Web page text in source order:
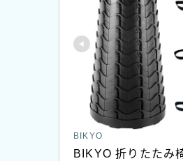
BIKYO
BIKYO 折りたたみ